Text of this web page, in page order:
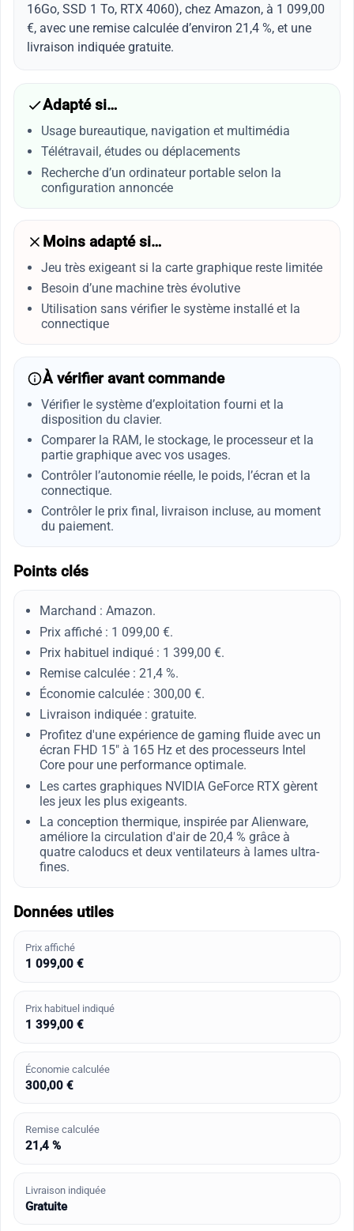
16Go, SSD 1 To, RTX 4060), chez Amazon, à 1 099,00
€, avec une remise calculée d’environ 21,4 %, et une
livraison indiquée gratuite.
Adapté si…
Usage bureautique, navigation et multimédia
Télétravail, études ou déplacements
Recherche d’un ordinateur portable selon la
configuration annoncée
Moins adapté si…
Jeu très exigeant si la carte graphique reste limitée
Besoin d’une machine très évolutive
Utilisation sans vérifier le système installé et la
connectique
À vérifier avant commande
Vérifier le système d’exploitation fourni et la
disposition du clavier.
Comparer la RAM, le stockage, le processeur et la
partie graphique avec vos usages.
Contrôler l’autonomie réelle, le poids, l’écran et la
connectique.
Contrôler le prix final, livraison incluse, au moment
du paiement.
Points clés
Marchand : Amazon.
Prix affiché : 1 099,00 €.
Prix habituel indiqué : 1 399,00 €.
Remise calculée : 21,4 %.
Économie calculée : 300,00 €.
Livraison indiquée : gratuite.
Profitez d'une expérience de gaming fluide avec un
écran FHD 15" à 165 Hz et des processeurs Intel
Core pour une performance optimale.
Les cartes graphiques NVIDIA GeForce RTX gèrent
les jeux les plus exigeants.
La conception thermique, inspirée par Alienware,
améliore la circulation d'air de 20,4 % grâce à
quatre caloducs et deux ventilateurs à lames ultra-
fines.
Données utiles
Prix affiché
1 099,00 €
Prix habituel indiqué
1 399,00 €
Économie calculée
300,00 €
Remise calculée
21,4 %
Livraison indiquée
Gratuite